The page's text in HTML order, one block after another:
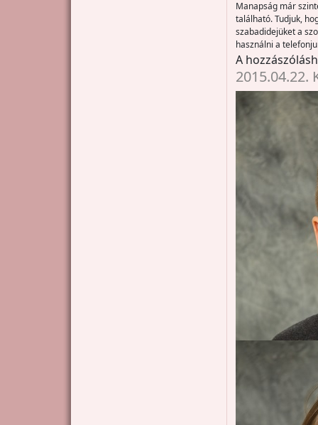
Manapság már
található. Tudjuk,
szabadidejüket a
használni a
A
2015.04.22.